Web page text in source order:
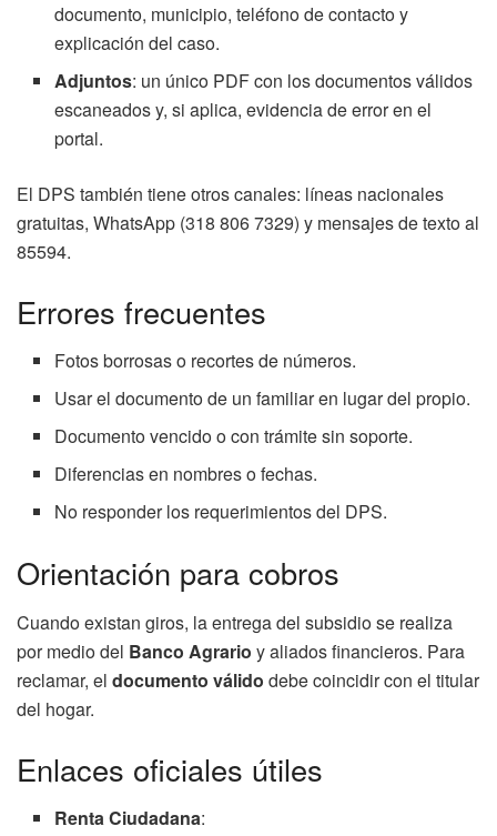
documento, municipio, teléfono de contacto y
explicación del caso.
Adjuntos: un único PDF con los documentos válidos
escaneados y, si aplica, evidencia de error en el
portal.
El DPS también tiene otros canales: líneas nacionales
gratuitas, WhatsApp (318 806 7329) y mensajes de texto al
85594.
Errores frecuentes
Fotos borrosas o recortes de números.
Usar el documento de un familiar en lugar del propio.
Documento vencido o con trámite sin soporte.
Diferencias en nombres o fechas.
No responder los requerimientos del DPS.
Orientación para cobros
Cuando existan giros, la entrega del subsidio se realiza
por medio del Banco Agrario y aliados financieros. Para
reclamar, el documento válido debe coincidir con el titular
del hogar.
Enlaces oficiales útiles
Renta Ciudadana: